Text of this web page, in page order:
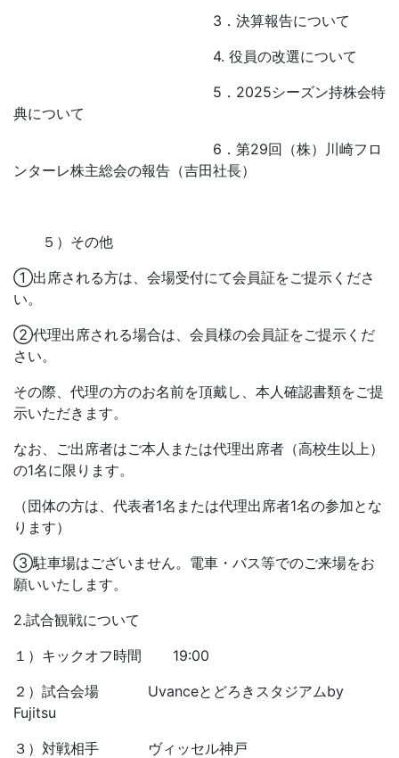
3．決算報告について
4. 役員の改選について
5．2025シーズン持株会特
典について
6．第29回（株）川崎フロ
ンターレ株主総会の報告（吉田社長）
５）その他
①出席される方は、会場受付にて会員証をご提示くださ
い。
②代理出席される場合は、会員様の会員証をご提示くだ
さい。
その際、代理の方のお名前を頂戴し、本人確認書類をご提
示いただきます。
なお、ご出席者はご本人または代理出席者（高校生以上）
の1名に限ります。
（団体の方は、代表者1名または代理出席者1名の参加とな
ります）
③駐車場はございません。電車・バス等でのご来場をお
願いいたします。
2.試合観戦について
１）キックオフ時間 19:00
２）試合会場 Uvanceとどろきスタジアムby
Fujitsu
３）対戦相手 ヴィッセル神戸